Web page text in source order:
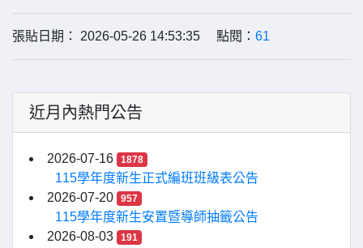
張貼日期： 2026-05-26 14:53:35 點閱： 61
近月內熱門公告
2026-07-16 1878
115學年度新生正式編班班級表公告
2026-07-20
957
115學年度新生安置暨導師抽籤公告
2026-08-03
191